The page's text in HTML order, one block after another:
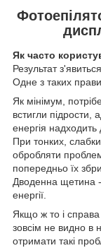
Як часто
Результат
Одне з таких
Як мінімум,
встигли підрости,
енергія
При тонких,
обробляти
попередньо їх
Дводенна щетина -
енергії.
Якщо ж то і
зовсім не видно в
отримати такі